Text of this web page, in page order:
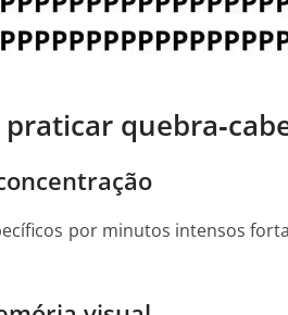
por minutos intensos